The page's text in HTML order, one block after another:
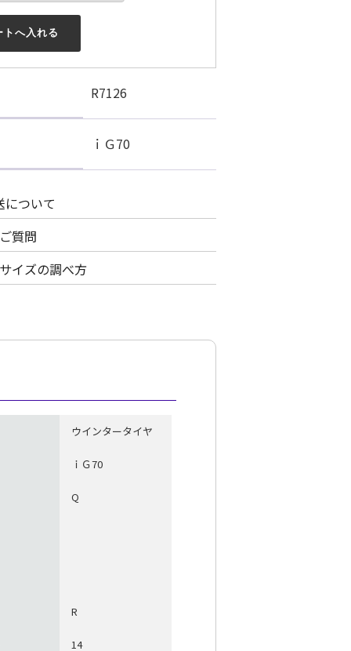
へ入れる
R7126
ｉＧ70
について
質問
イズの調べ方
ウインタータイヤ
ｉＧ70
Q
R
14